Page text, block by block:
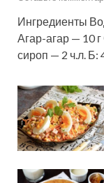
Ингредиенты
Агар-агар — 10
сироп — 2 ч.л. Б: